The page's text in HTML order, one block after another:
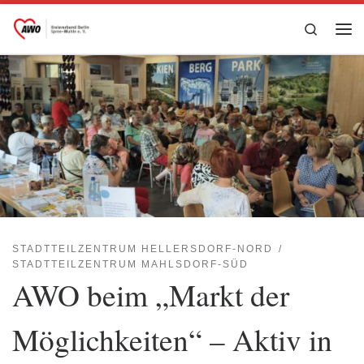
Zum Inhalt springen
Search
STADTTEILZENTRUM HELLERSDORF-NORD
STADTTEILZENTRUM MAHLSDORF-SÜD
AWO beim „Markt der
Möglichkeiten“ – Aktiv in